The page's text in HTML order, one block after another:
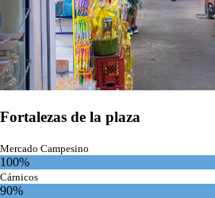
Fortalezas de la plaza
Mercado Campesino
100%
Cárnicos
90%